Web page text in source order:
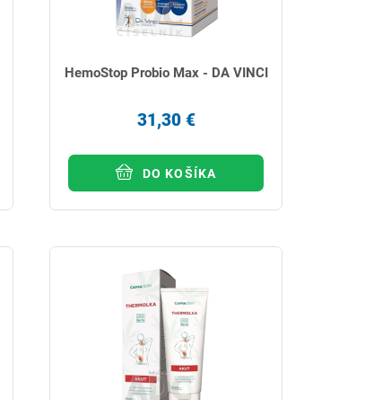
HemoStop Probio Max - DA VINCI
31,30 €
DO KOŠÍKA